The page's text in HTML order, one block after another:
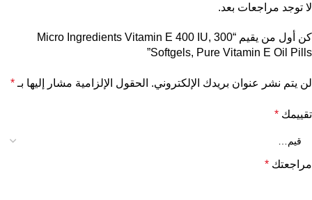
لا توجد مراجعات بعد.
كن أول من يقيم “Micro Ingredients Vitamin E 400 IU, 300
Softgels, Pure Vitamin E Oil Pills”
لن يتم نشر عنوان بريدك الإلكتروني. الحقول الإلزامية مشار إليها بـ *
تقييمك *
مراجعتك *